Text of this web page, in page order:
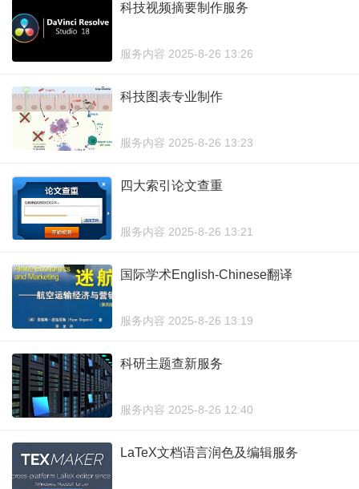
科技视频摘要制作服务
服务内容 2025-8-26 13:26
科技图表专业制作
服务内容 2025-8-26 13:23
四大索引论文查重
服务内容 2025-8-26 13:21
国际学术English-Chinese翻译
服务内容 2025-8-26 13:19
科研主题查新服务
服务内容 2025-8-26 12:40
LaTeX文档语言润色及编辑服务